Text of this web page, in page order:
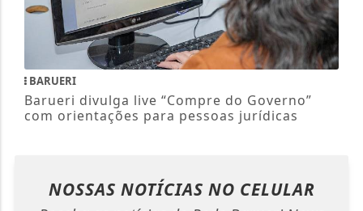
BARUERI
Barueri divulga live “Compre do Governo”
com orientações para pessoas jurídicas
NOSSAS NOTÍCIAS NO CELULAR